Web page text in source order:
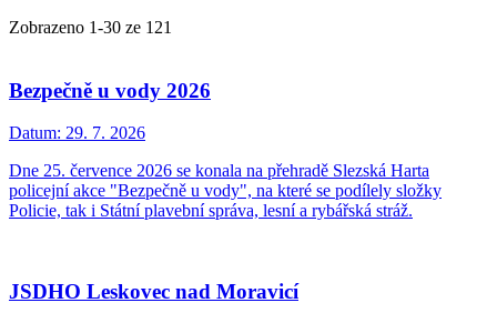
Zobrazeno 1-30 ze 121
Bezpečně u vody 2026
Datum: 29. 7. 2026
Dne 25. července 2026 se konala na přehradě Slezská Harta
policejní akce "Bezpečně u vody", na které se podílely složky
Policie, tak i Státní plavební správa, lesní a rybářská stráž.
JSDHO Leskovec nad Moravicí